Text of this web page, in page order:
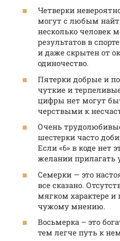
Четверки
могут с любым
несколько человек
результатов в
и даже скрытен от
одиночество.
Пятерки добрые и
чуткие и
цифры нет могут
черствыми к
Очень
шестерки часто
Если «6» в коде нет
желании прилагать
Семерки — это
все сказано.
мягком характере и
чужому мнению.
Восьмерка – это
тем легче путь к